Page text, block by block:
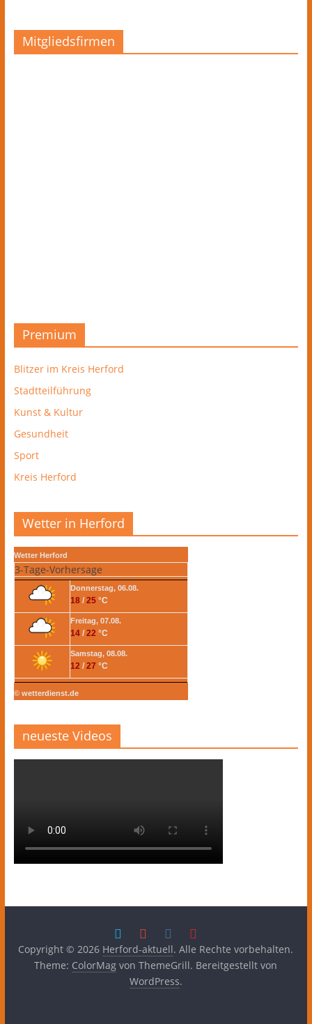
Mitgliedsfirmen
Premium
Blitzer im Kreis Herford
Stadtteilführung
Kunst & Kultur
Gesundheit
Sport
Kreis Herford
Wetter in Herford
Wetter Herford
3-Tage-Vorhersage
Donnerstag, 06.08.
18/ 25°C
Freitag, 07.08.
14/ 22 °C
Samstag, 08.08.
12 / 27 °C
© wetterdienst.de
neueste Videos
Copyright © 2026 Herford-aktuell. Alle Rechte vorbehalten.
Theme: ColorMag von ThemeGrill. Bereitgestellt von
WordPress.